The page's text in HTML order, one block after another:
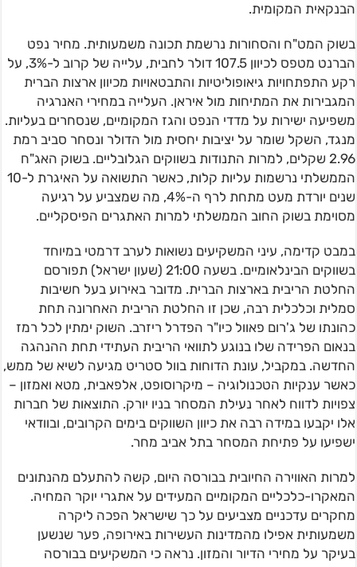
הבנקאית המקומית.
בשוק המט"ח והסחורות נרשמת תכונה משמעותית. מחיר נפט
הברנט מטפס לכיוון 107.5 דולר לחבית, עלייה של קרוב ל-3%, על
רקע התפתחויות גיאופוליטיות והתבטאויות מכיוון ארצות הברית
המגבירות את המתיחות מול איראן. העלייה במחירי האנרגיה
משפיעה ישירות על מדדי הנפט והגז המקומיים, שנסחרים בעליות.
מנגד, השקל שומר על יציבות יחסית מול הדולר ונסחר סביב רמת
2.96 שקלים, למרות התנודות בשווקים הגלובליים. בשוק האג"ח
הממשלתי נרשמות עליות קלות, כאשר התשואה על האיגרת ל-10
שנים יורדת מעט מתחת לרף ה-4%, מה שמצביע על רגיעה
מסוימת בשוק החוב הממשלתי למרות האתגרים הפיסקליים.
במבט קדימה, עיני המשקיעים נשואות לערב דרמטי במיוחד
בשווקים הבינלאומיים. בשעה 21:00 (שעון ישראל) תפורסם
החלטת הריבית בארצות הברית. מדובר באירוע בעל חשיבות
סמלית וכלכלית רבה, שכן זו החלטת הריבית האחרונה תחת
כהונתו של ג'רום פאוול כיו"ר הפדרל ריזרב. השוק ימתין לכל רמז
בנאום הפרידה שלו בנוגע לתוואי הריבית העתידי תחת ההנהגה
החדשה. במקביל, עונת הדוחות בוול סטריט מגיעה לשיא של ממש,
כאשר ענקיות הטכנולוגיה – מיקרוסופט, אלפאבית, מטא ואמזון –
צפויות לדווח לאחר נעילת המסחר בניו יורק. התוצאות של חברות
אלו יקבעו במידה רבה את כיוון השווקים בימים הקרובים, ובוודאי
ישפיעו על פתיחת המסחר בתל אביב מחר.
למרות האווירה החיובית בבורסה היום, קשה להתעלם מהנתונים
המאקרו-כלכליים המקומיים המעידים על אתגרי יוקר המחיה.
מחקרים עדכניים מצביעים על כך שישראל הפכה ליקרה
משמעותית אפילו מהמדינות העשירות באירופה, פער שנשען
בעיקר על מחירי הדיור והמזון. נראה כי המשקיעים בבורסה